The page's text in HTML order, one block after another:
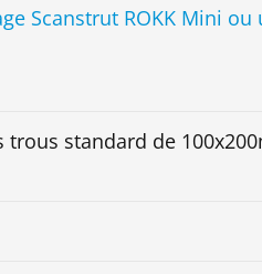
Scanstrut ROKK Mini ou
trous standard de